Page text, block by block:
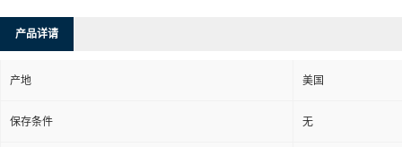
产品详请
产地 美国
保存条件 无